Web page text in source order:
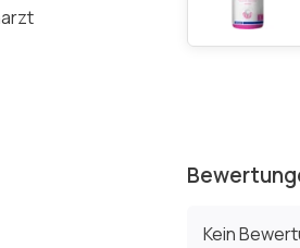
Kein